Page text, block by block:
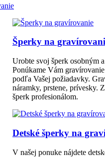
Šperky na
Urobte svoj šperk osobným
Ponúkame Vám
podľa Vašej požiadavky.
náramky, prstene, prívesky.
šperk profesionálom.
Detské šperky na
V našej ponuke nájdete